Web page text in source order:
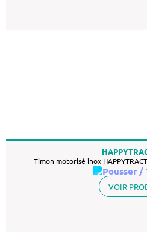
Timon motorisé inox
VOIR